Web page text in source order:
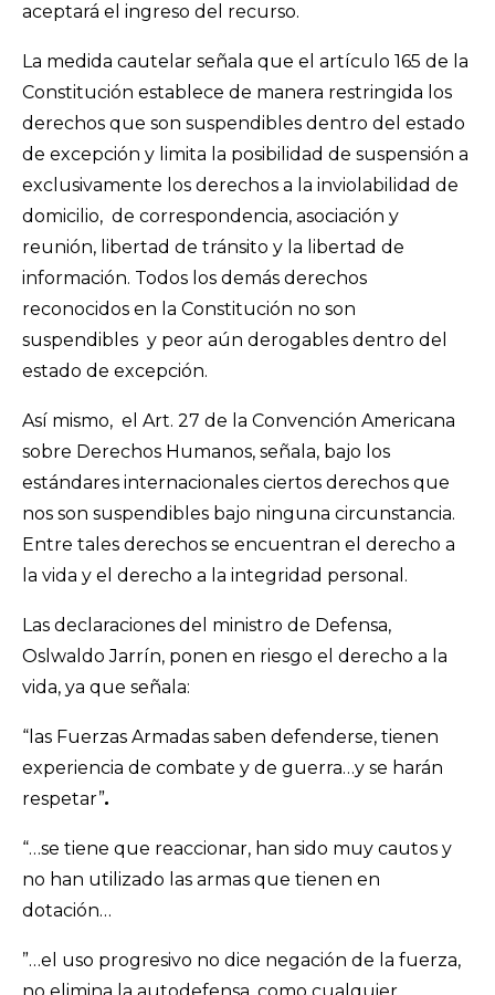
aceptará el ingreso del recurso.
La medida cautelar señala que el artículo 165 de la
Constitución establece de manera restringida los
derechos que son suspendibles dentro del estado
de excepción y limita la posibilidad de suspensión a
exclusivamente los derechos a la inviolabilidad de
domicilio, de correspondencia, asociación y
reunión, libertad de tránsito y la libertad de
información. Todos los demás derechos
reconocidos en la Constitución no son
suspendibles y peor aún derogables dentro del
estado de excepción.
Así mismo, el Art. 27 de la Convención Americana
sobre Derechos Humanos, señala, bajo los
estándares internacionales ciertos derechos que
nos son suspendibles bajo ninguna circunstancia.
Entre tales derechos se encuentran el derecho a
la vida y el derecho a la integridad personal.
Las declaraciones del ministro de Defensa,
Oslwaldo Jarrín, ponen en riesgo el derecho a la
vida, ya que señala:
“las Fuerzas Armadas saben defenderse, tienen
experiencia de combate y de guerra…y se harán
respetar”.
“…se tiene que reaccionar, han sido muy cautos y
no han utilizado las armas que tienen en
dotación…
”…el uso progresivo no dice negación de la fuerza,